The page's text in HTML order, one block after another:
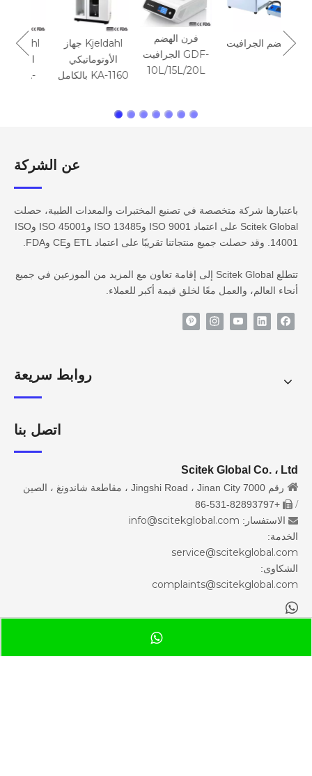
الأوتوماتيكي
بالكامل KA-1160
فرن الهضم
الجرافيت GDF-
10L/15L/20L
الهضم الجرافيت
عن الشركة​​​​​​
باعتبارها شركة متخصصة في تصنيع المختبرات والمعدات الطبية، حصلت
Scitek Global على اعتماد ISO 9001 وISO 13485 وISO 45001 وISO
14001. وقد حصلت جميع منتجاتنا تقريبًا على اعتماد ETL وCE وFDA.
تتطلع Scitek Global إلى إقامة تعاون مع المزيد من الموزعين في جميع
أنحاء العالم، والعمل معًا لخلق قيمة أكبر للعملاء.
روابط سريعة
اتصل بنا
Scitek Global Co. ، Ltd
 رقم 7000 Jingshi Road ، Jinan City ، مقاطعة شاندونغ ، الصين
/

+86-531-82893797
 الاستفسار: info@scitekglobal.com
الخدمة:
service@scitekglobal.com
الشكاوى:
complaints@scitekglobal.com
